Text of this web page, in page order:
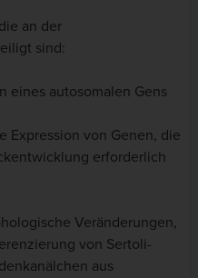
an der
sind:
eines autosomalen Gens
Expression von Genen, die
erforderlich
Veränderungen,
von Sertoli-
aus